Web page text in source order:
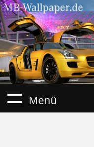
Menü